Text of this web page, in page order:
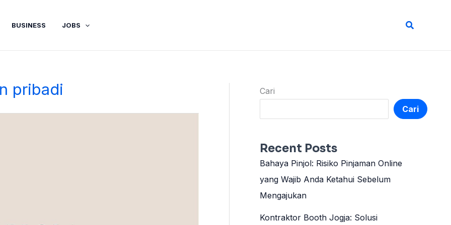
BUSINESS JOBS Cari
pribadi
Cari
Cari
Recent Posts
Bahaya Pinjol: Risiko Pinjaman Online
yang Wajib Anda Ketahui Sebelum
Mengajukan
Kontraktor Booth Jogja: Solusi